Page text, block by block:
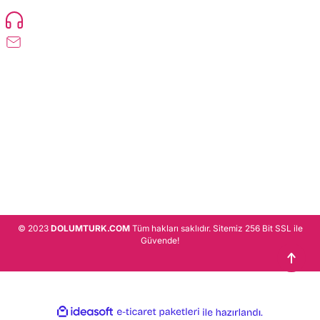
© 2023 DOLUMTURK.COMTüm hakları saklıdır. Sitemiz 256 Bit SSL ile
Güvende!
ideasoft
e-